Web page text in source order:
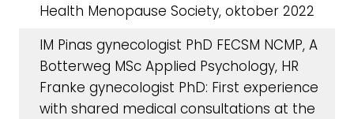
Health Menopause Society, oktober 2022
IM Pinas gynecologist PhD FECSM NCMP, A
Botterweg MSc Applied Psychology, HR
Franke gynecologist PhD: First experience
with shared medical consultations at the